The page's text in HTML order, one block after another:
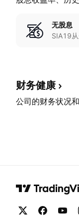
无股息
SIA19
财务健康
公司的财务状况